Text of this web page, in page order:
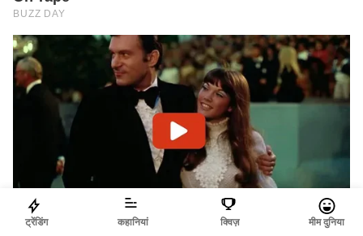
ट्रेंडिंग कहानियां क्विज़ मीम दुनिया